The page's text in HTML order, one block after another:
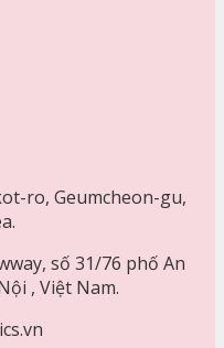
ro, Geumcheon-gu,
số 31/76 phố An
, Việt Nam.